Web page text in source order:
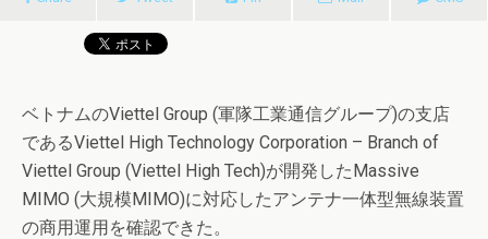
ベトナムのViettel Group (軍隊工業通信グループ)の支店
であるViettel High Technology Corporation – Branch of
Viettel Group (Viettel High Tech)が開発したMassive
MIMO (大規模MIMO)に対応したアンテナ一体型無線装置
の商用運用を確認できた。